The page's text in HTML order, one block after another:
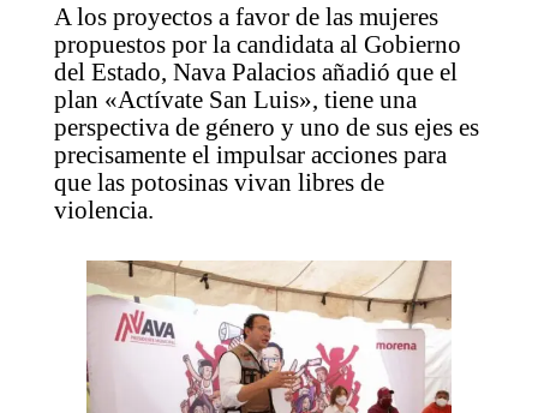
A los proyectos a favor de las mujeres
propuestos por la candidata al Gobierno
del Estado, Nava Palacios añadió que el
plan «Actívate San Luis», tiene una
perspectiva de género y uno de sus ejes es
precisamente el impulsar acciones para
que las potosinas vivan libres de
violencia.